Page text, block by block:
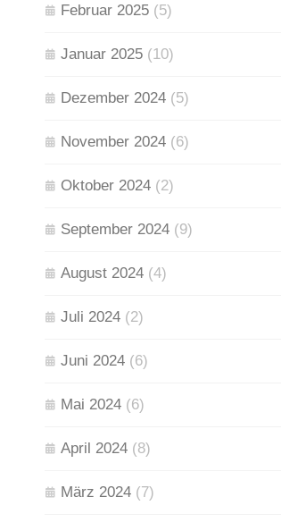
Februar 2025 (5)
Januar 2025 (10)
Dezember 2024 (5)
November 2024 (6)
Oktober 2024 (2)
September 2024 (9)
August 2024 (4)
Juli 2024 (2)
Juni 2024 (6)
Mai 2024 (6)
April 2024 (8)
März 2024 (7)